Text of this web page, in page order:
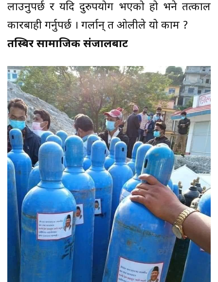
लाउनुपर्छ र यदि दुरुपयोग भएको हो भने तत्काल
कारबाही गर्नुपर्छ । गर्लान् त ओलीले यो काम ?
तस्बिर सामाजिक संजालबाट